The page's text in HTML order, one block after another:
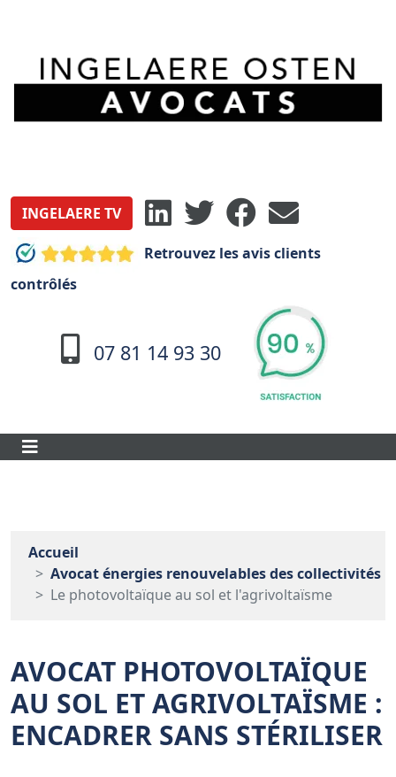
INGELAERE TV
Retrouvez les avis clients
contrôlés
07 81 14 93 30
Accueil
Avocat énergies renouvelables des collectivités
Le photovoltaïque au sol et l'agrivoltaïsme
AVOCAT PHOTOVOLTAÏQUE
AU SOL ET AGRIVOLTAÏSME :
ENCADRER SANS STÉRILISER